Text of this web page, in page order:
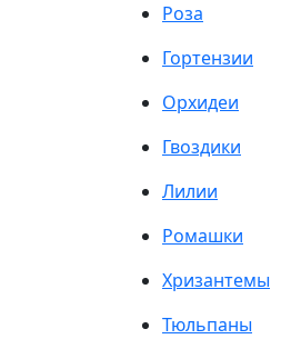
Роза
Гортензии
Орхидеи
Гвоздики
Лилии
Ромашки
Хризантемы
Тюльпаны